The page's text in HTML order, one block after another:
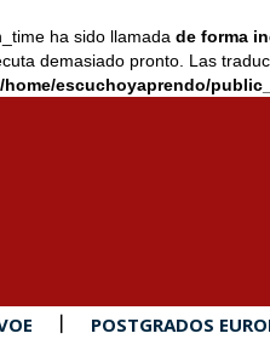
ha sido llamada de forma
demasiado pronto. Las
/home/escuchoyaprendo/
POSTGRADOS